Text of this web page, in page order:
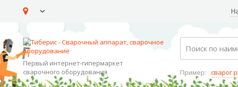
Первый интернет-гипермаркет
сварочного оборудования
Search
Пример: сварог